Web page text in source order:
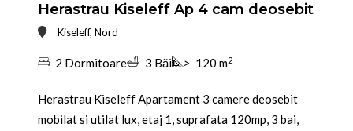
Herastrau Kiseleff Ap 4 cam deosebit
Kiseleff, Nord
2 Dormitoare 3 Băi > 120 m2
Herastrau Kiseleff Apartament 3 camere deosebit
mobilat si utilat lux, etaj 1, suprafata 120mp, 3 bai,